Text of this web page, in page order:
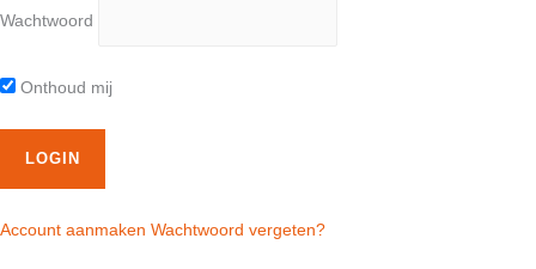
Wachtwoord
Onthoud mij
Account aanmaken Wachtwoord vergeten?